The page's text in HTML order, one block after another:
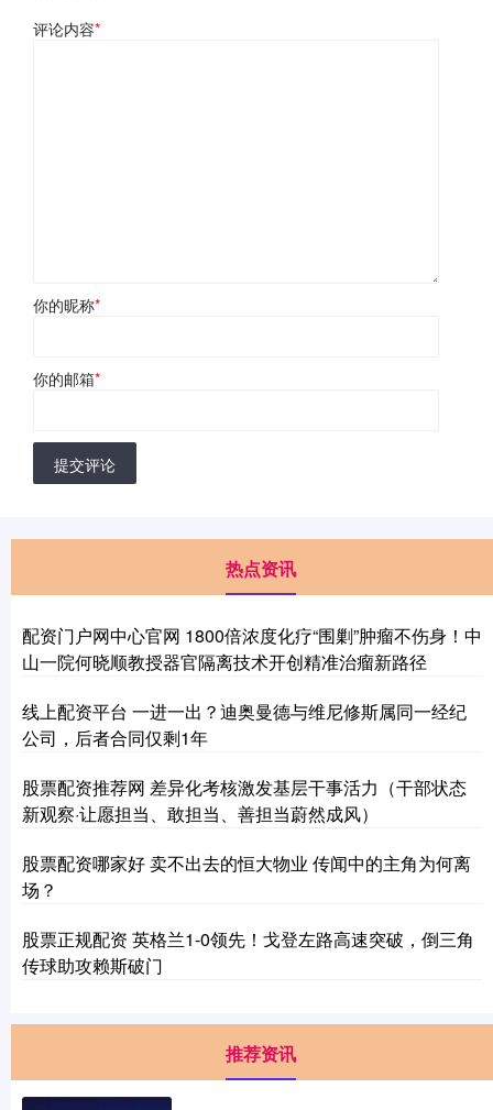
评论内容*
你的昵称*
你的邮箱*
提交评论
热点资讯
配资门户网中心官网 1800倍浓度化疗“围剿”肿瘤不伤身！中
山一院何晓顺教授器官隔离技术开创精准治瘤新路径
线上配资平台 一进一出？迪奥曼德与维尼修斯属同一经纪
公司，后者合同仅剩1年
股票配资推荐网 差异化考核激发基层干事活力（干部状态
新观察·让愿担当、敢担当、善担当蔚然成风）
股票配资哪家好 卖不出去的恒大物业 传闻中的主角为何离
场？
股票正规配资 英格兰1-0领先！戈登左路高速突破，倒三角
传球助攻赖斯破门
推荐资讯